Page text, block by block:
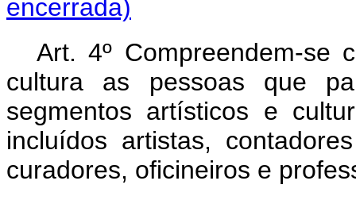
encerrada)
Art. 4º Compreendem-se
cultura as pessoas que
segmentos artísticos e
incluídos artistas,
curadores, oficineiros e